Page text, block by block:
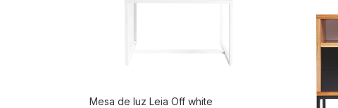
Mesa de luz Leia Off white